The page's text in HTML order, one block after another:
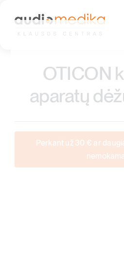
OTICON
aparatų
Perkant už 30 € ar